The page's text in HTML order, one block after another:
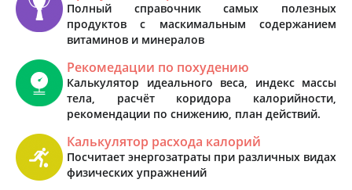
Полный справочник самых полезных
продуктов с маскимальным содержанием
витаминов и минералов
Рекомедации по похудению
Калькулятор идеального веса, индекс массы
тела, расчёт коридора калорийности,
рекомендации по снижению, план действий.
Калькулятор расхода калорий
Посчитает энергозатраты при различных видах
физических упражнений